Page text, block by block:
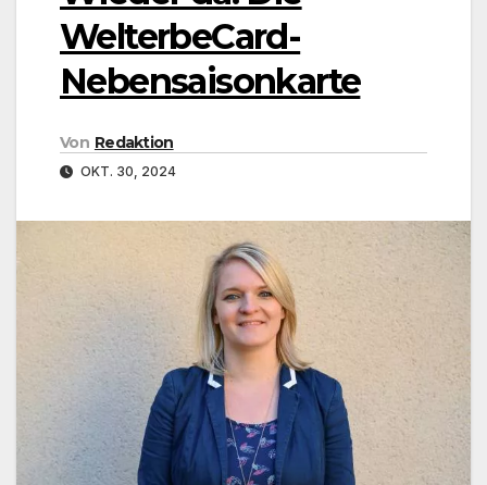
WelterbeCard-
Nebensaisonkarte
Von Redaktion
OKT. 30, 2024